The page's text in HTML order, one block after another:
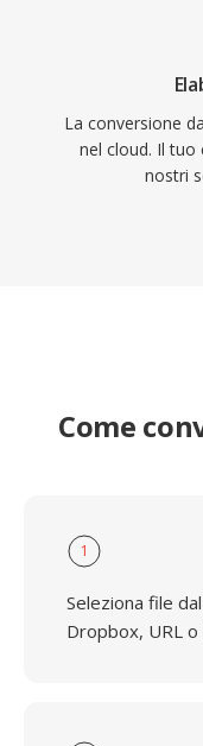
La conversione
nel cloud. Il
nostri
Come
1
Seleziona file
Dropbox, URL o